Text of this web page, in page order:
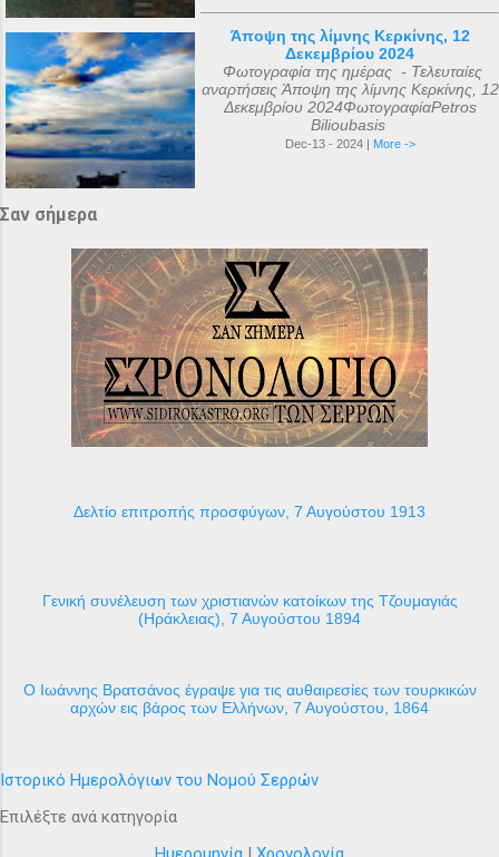
Άποψη της λίμνης Κερκίνης, 12
Δεκεμβρίου 2024
Φωτογραφία της ημέρας - Τελευταίες
αναρτήσεις Άποψη της λίμνης Κερκίνης, 12
Δεκεμβρίου 2024ΦωτογραφίαPetros
Bilioubasis
Dec-13 - 2024 | More ->
Σαν σήμερα
Δελτίο επιτροπής προσφύγων, 7 Αυγούστου 1913
Γενική συνέλευση των χριστιανών κατοίκων της Τζουμαγιάς
(Ηράκλειας), 7 Αυγούστου 1894
Ο Ιωάννης Βρατσάνος έγραψε για τις αυθαιρεσίες των τουρκικών
αρχών εις βάρος των Ελλήνων, 7 Αυγούστου, 1864
Ιστορικό Ημερολόγιων του Νομού Σερρών
Επιλέξτε ανά κατηγορία